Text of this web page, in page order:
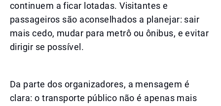
continuem a ficar lotadas. Visitantes e
passageiros são aconselhados a planejar: sair
mais cedo, mudar para metrô ou ônibus, e evitar
dirigir se possível.
Da parte dos organizadores, a mensagem é
clara: o transporte público não é apenas mais